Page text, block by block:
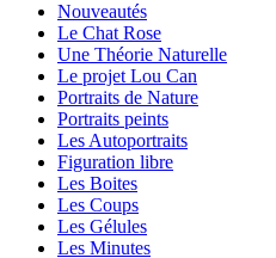
Nouveautés
Le Chat Rose
Une Théorie Naturelle
Le projet Lou Can
Portraits de Nature
Portraits peints
Les Autoportraits
Figuration libre
Les Boites
Les Coups
Les Gélules
Les Minutes